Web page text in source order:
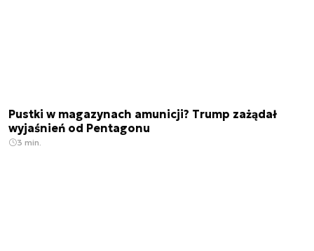
Pustki w magazynach amunicji? Trump zażądał
wyjaśnień od Pentagonu
3 min.